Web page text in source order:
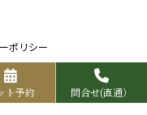
ポリシー
Rights Reserved.
ト予約 問合せ(直通）